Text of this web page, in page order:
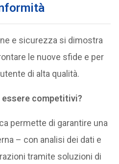
e sicurezza si dimostra
le nuove sfide e per
di alta qualità.
essere competitivi?
permette di garantire una
– con analisi dei dati e
tramite soluzioni di